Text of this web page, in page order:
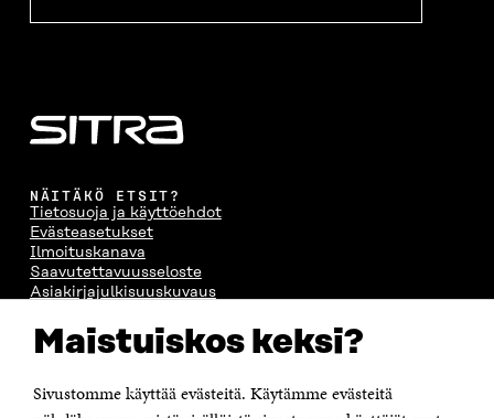
Maistuiskos keksi?
Sivustomme käyttää evästeitä. Käytämme evästeitä
NÄITÄKÖ ETSIT?
Tietosuoja ja käyttöehdot
Evästeasetukset
Ilmoituskanava
Saavutettavuusseloste
Asiakirjajulkisuuskuvaus
Suomen itsenäisyyden juhlarahasto Sitra
Itämerenkatu 11-13, PL 160,